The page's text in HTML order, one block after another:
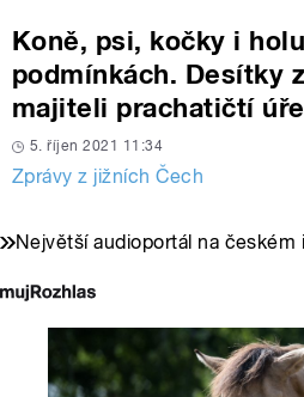
Koně, psi, kočky i
podmínkách. Desítky
majiteli prachatičtí
5. říjen 2021 11:34
Zprávy z jižních Čech
Největší audioportál na českém